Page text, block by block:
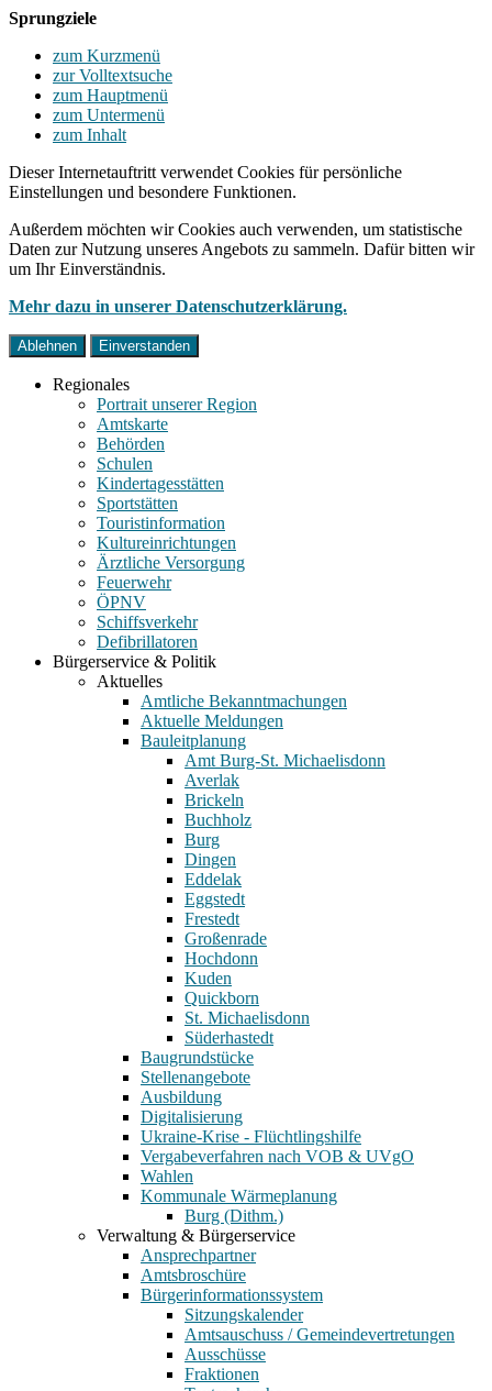
Sprungziele
zum Kurzmenü
zur Volltextsuche
zum Hauptmenü
zum Untermenü
zum Inhalt
Dieser Internetauftritt verwendet Cookies für persönliche
Einstellungen und besondere Funktionen.
Außerdem möchten wir Cookies auch verwenden, um statistische
Daten zur Nutzung unseres Angebots zu sammeln. Dafür bitten wir
um Ihr Einverständnis.
Mehr dazu in unserer Datenschutzerklärung.
Ablehnen Einverstanden
Regionales
Portrait unserer Region
Amtskarte
Behörden
Schulen
Kindertagesstätten
Sportstätten
Touristinformation
Kultureinrichtungen
Ärztliche Versorgung
Feuerwehr
ÖPNV
Schiffsverkehr
Defibrillatoren
Bürgerservice & Politik
Aktuelles
Amtliche Bekanntmachungen
Aktuelle Meldungen
Bauleitplanung
Amt Burg-St. Michaelisdonn
Averlak
Brickeln
Buchholz
Burg
Dingen
Eddelak
Eggstedt
Frestedt
Großenrade
Hochdonn
Kuden
Quickborn
St. Michaelisdonn
Süderhastedt
Baugrundstücke
Stellenangebote
Ausbildung
Digitalisierung
Ukraine-Krise - Flüchtlingshilfe
Vergabeverfahren nach VOB & UVgO
Wahlen
Kommunale Wärmeplanung
Burg (Dithm.)
Verwaltung & Bürgerservice
Ansprechpartner
Amtsbroschüre
Bürgerinformationssystem
Sitzungskalender
Amtsauschuss / Gemeindevertretungen
Ausschüsse
Fraktionen